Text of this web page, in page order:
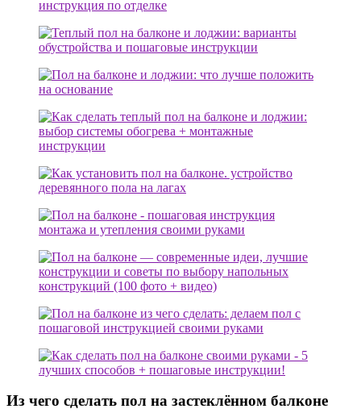
Из чего сделать пол на застеклённом балконе